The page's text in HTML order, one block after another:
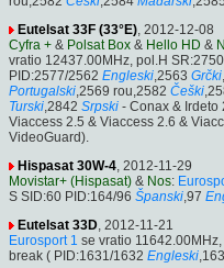
Eutelsat 33F (33°E), 2012-12-08
Cyfra + & Polsat Box & Hello HD & N
vratio 12437.00MHz, pol.H
PID:2577/2562 Engleski,2563 Grčki
Portugalski,2569 rou,2582 Češki
Turski,2842 Srpski - Conax & Irdeto
Viaccess 2.5 & Viaccess 2.6 &
VideoGuard).
Hispasat 30W-4, 2012-11-29
Movistar+ (Hispasat) & Nos:
S SID:60 PID:164/96 Španski,97
Eutelsat 33D, 2012-11-21
Eurosport 1 se vratio
break ( PID:1631/1632 Engleski